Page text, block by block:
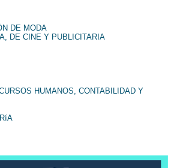
DE MODA
DE CINE Y PUBLICITARIA
HUMANOS, CONTABILIDAD Y